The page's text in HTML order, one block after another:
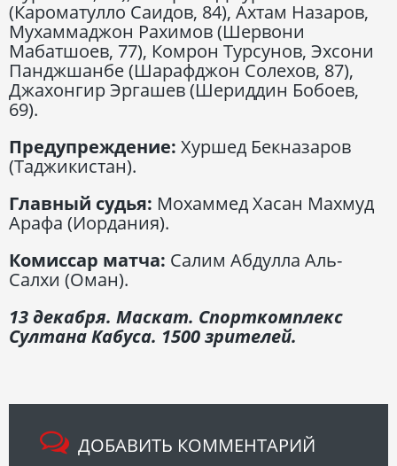
(Кароматулло Саидов, 84), Ахтам Назаров,
Мухаммаджон Рахимов (Шервони
Мабатшоев, 77), Комрон Турсунов, Эхсони
Панджшанбе (Шарафджон Солехов, 87),
Джахонгир Эргашев (Шериддин Бобоев,
69).
Предупреждение: Хуршед Бекназаров
(Таджикистан).
Главный судья: Мохаммед Хасан Махмуд
Арафа (Иордания).
Комиссар матча: Салим Абдулла Аль-
Салхи (Оман).
13 декабря. Маскат. Спорткомплекс
Султана Кабуса. 1500 зрителей.
ДОБАВИТЬ КОММЕНТАРИЙ